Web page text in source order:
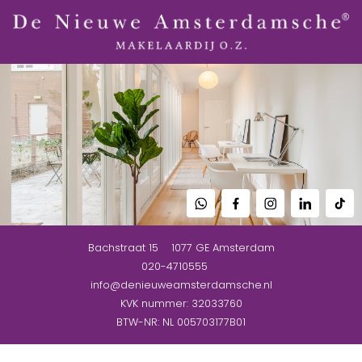
Bachstraat 15 1077 GE Amsterdam
020-4710555
info@denieuweamsterdamsche.nl
KVK nummer: 32033760
BTW-NR: NL 005703177B01